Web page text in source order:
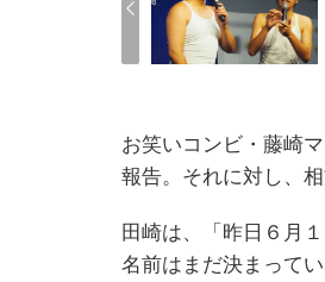
お笑いコンビ・藤崎
報告。それに対し、
田崎は、「昨日６月
名前はまだ決まって